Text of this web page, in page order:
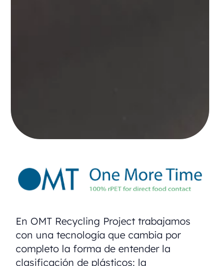
En OMT Recycling Project trabajamos
con una tecnología que cambia por
completo la forma de entender la
clasificación de plásticos: la